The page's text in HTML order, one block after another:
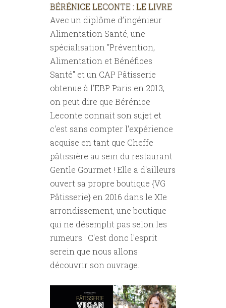
BÉRÉNICE LECONTE : LE LIVRE
Avec un diplôme d’ingénieur
Alimentation Santé, une
spécialisation "Prévention,
Alimentation et Bénéfices
Santé" et un CAP Pâtisserie
obtenue à l’EBP Paris en 2013,
on peut dire que Bérénice
Leconte connait son sujet et
c'est sans compter l'expérience
acquise en tant que Cheffe
pâtissière au sein du restaurant
Gentle Gourmet ! Elle a d'ailleurs
ouvert sa propre boutique {VG
Pâtisserie} en 2016 dans le XIe
arrondissement, une boutique
qui ne désemplit pas selon les
rumeurs ! C'est donc l'esprit
serein que nous allons
découvrir son ouvrage.